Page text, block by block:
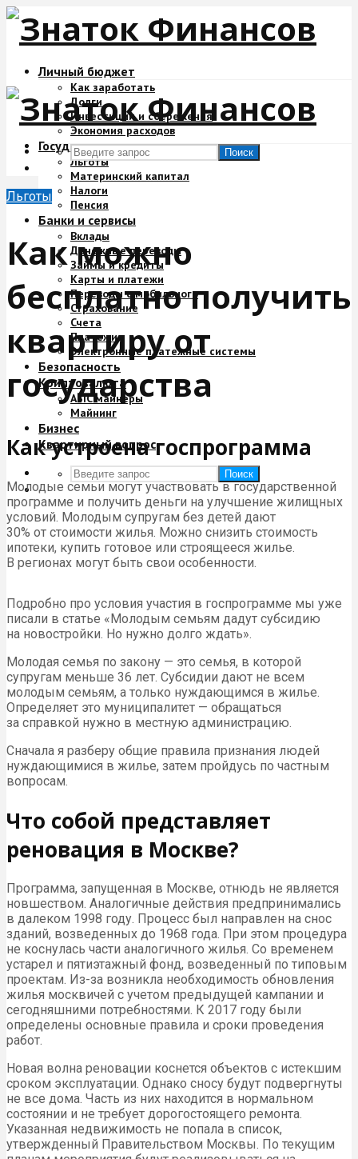
Личный бюджет
Как заработать
Долги
Инвестиции и сбережения
Экономия расходов
Государство и деньги
Льготы
Материнский капитал
Налоги
Пенсия
Банки и сервисы
Вклады
Денежные переводы
Займы и кредиты
Карты и платежи
Переводы с мобильного
Страхование
Счета
Платежи
Электронные платежные системы
Безопасность
Криптовалюта
ASIC майнеры
Майнинг
Бизнес
Квартирный вопрос
Поиск
Поиск
Льготы
Как можно
бесплатно получить
квартиру от
государства
Как устроена госпрограмма
Молодые семьи могут участвовать в государственной
программе и получить деньги на улучшение жилищных
условий. Молодым супругам без детей дают
30% от стоимости жилья. Можно снизить стоимость
ипотеки, купить готовое или строящееся жилье.
В регионах могут быть свои особенности.
Подробно про условия участия в госпрограмме мы уже
писали в статье «Молодым семьям дадут субсидию
на новостройки. Но нужно долго ждать».
Молодая семья по закону — это семья, в которой
супругам меньше 36 лет. Субсидии дают не всем
молодым семьям, а только нуждающимся в жилье.
Определяет это муниципалитет — обращаться
за справкой нужно в местную администрацию.
Сначала я разберу общие правила признания людей
нуждающимися в жилье, затем пройдусь по частным
вопросам.
Что собой представляет
реновация в Москве?
Программа, запущенная в Москве, отнюдь не является
новшеством. Аналогичные действия предпринимались
в далеком 1998 году. Процесс был направлен на снос
зданий, возведенных до 1968 года. При этом процедура
не коснулась части аналогичного жилья. Со временем
устарел и пятиэтажный фонд, возведенный по типовым
проектам. Из-за возникла необходимость обновления
жилья москвичей с учетом предыдущей кампании и
сегодняшними потребностями. К 2017 году были
определены основные правила и сроки проведения
работ.
Новая волна реновации коснется объектов с истекшим
сроком эксплуатации. Однако сносу будут подвергнуты
не все дома. Часть из них находится в нормальном
состоянии и не требует дорогостоящего ремонта.
Указанная недвижимость не попала в список,
утвержденный Правительством Москвы. По текущим